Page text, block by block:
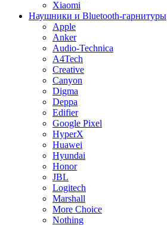
Xiaomi
Наушники и Bluetooth-гарнитуры
Apple
Anker
Audio-Technica
A4Tech
Creative
Canyon
Digma
Deppa
Edifier
Google Pixel
HyperX
Huawei
Hyundai
Honor
JBL
Logitech
Marshall
More Choice
Nothing